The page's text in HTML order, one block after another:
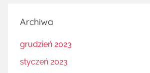
Archiwa
grudzień 2023
styczeń 2023